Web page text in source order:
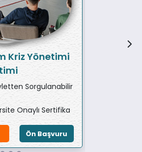
Kriz Yönetimi
Sorgulanabilir
Onaylı Sertifika
Ön Başvuru